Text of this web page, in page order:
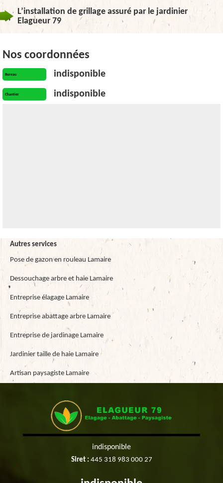
L’installation de grillage assuré par le jardinier
Elagueur 79
Nos coordonnées
Bureau indisponible
Chantier indisponible
Autres services
Pose de gazon en rouleau Lamaire
Dessouchage arbre et haie Lamaire
Entreprise élagage Lamaire
Entreprise abattage arbre Lamaire
Entreprise de jardinage Lamaire
Jardinier taille de haie Lamaire
Artisan paysagiste Lamaire
indisponible
Siret : 445 318 983 000 27